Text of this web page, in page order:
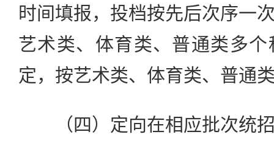
时间填报，投档按先后次序一
艺术类、体育类、普通类多
定，按艺术类、体育类、普通
（四）定向在相应批次统招